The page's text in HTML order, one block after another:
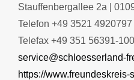
Stauffenbergallee 2a |
Telefon +49 3521 4920797
Telefax +49 351 56391-
service@schloesserland-
https://